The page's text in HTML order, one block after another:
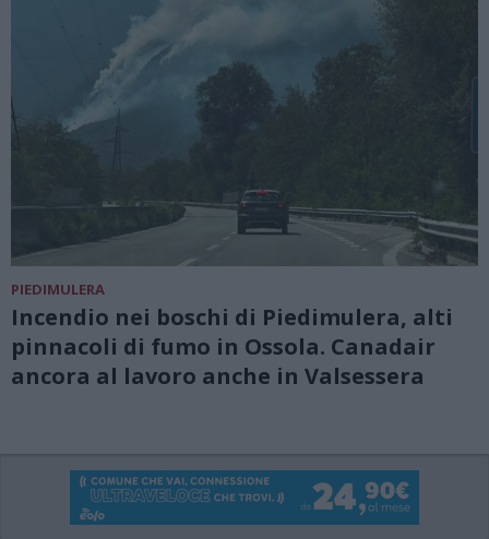
PIEDIMULERA
Incendio nei boschi di Piedimulera, alti
pinnacoli di fumo in Ossola. Canadair
ancora al lavoro anche in Valsessera